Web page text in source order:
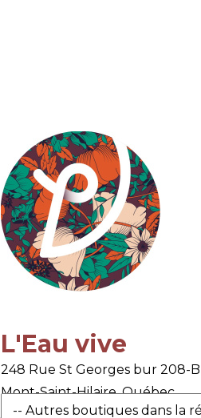
L'Eau vive
248 Rue St Georges bur 208-B
Mont-Saint-Hilaire, Québec
J3H 2Y1